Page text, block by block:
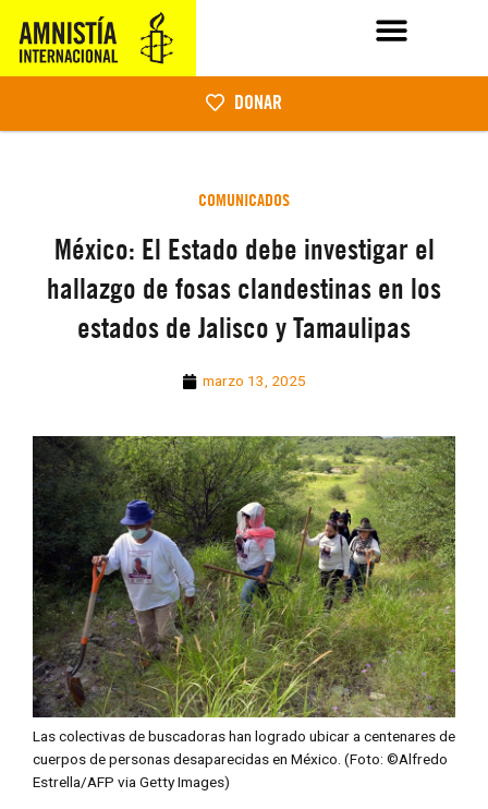
DONAR
COMUNICADOS
México: El Estado debe investigar el
hallazgo de fosas clandestinas en los
estados de Jalisco y Tamaulipas
marzo 13, 2025
Las colectivas de buscadoras han logrado ubicar a centenares de
cuerpos de personas desaparecidas en México. (Foto: ©Alfredo
Estrella/AFP via Getty Images)